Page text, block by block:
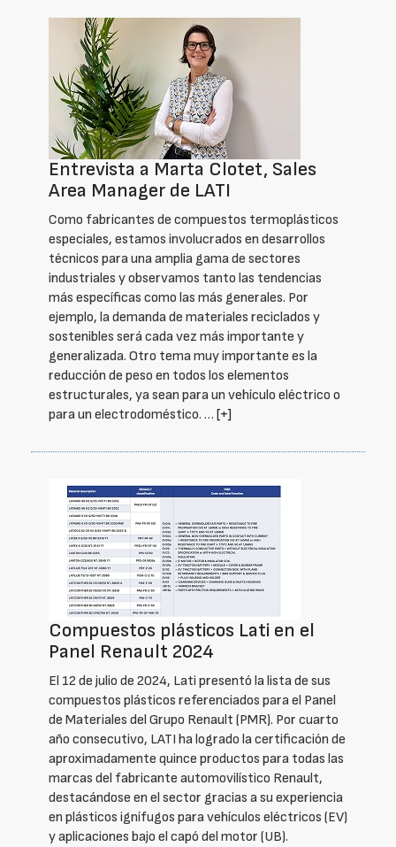
Entrevista a Marta Clotet, Sales
Area Manager de LATI
Como fabricantes de compuestos termoplásticos
especiales, estamos involucrados en desarrollos
técnicos para una amplia gama de sectores
industriales y observamos tanto las tendencias
más específicas como las más generales. Por
ejemplo, la demanda de materiales reciclados y
sostenibles será cada vez más importante y
generalizada. Otro tema muy importante es la
reducción de peso en todos los elementos
estructurales, ya sean para un vehículo eléctrico o
para un electrodoméstico. … [+]
Compuestos plásticos Lati en el
Panel Renault 2024
El 12 de julio de 2024, Lati presentó la lista de sus
compuestos plásticos referenciados para el Panel
de Materiales del Grupo Renault (PMR). Por cuarto
año consecutivo, LATI ha logrado la certificación de
aproximadamente quince productos para todas las
marcas del fabricante automovilístico Renault,
destacándose en el sector gracias a su experiencia
en plásticos ignífugos para vehículos eléctricos (EV)
y aplicaciones bajo el capó del motor (UB).